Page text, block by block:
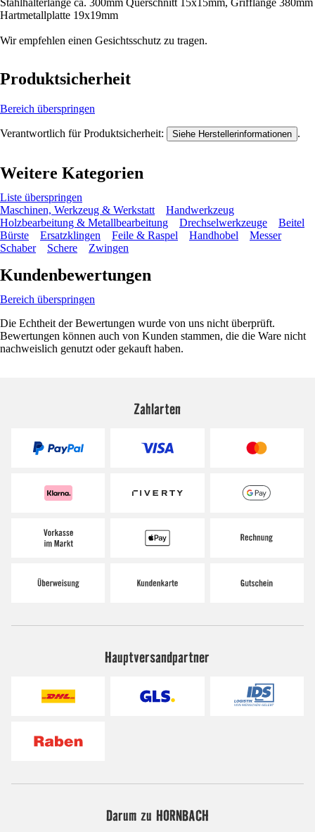
Stahlhalterlänge ca. 300mm Querschnitt 15x15mm, Grifflänge 380mm
Hartmetallplatte 19x19mm
Wir empfehlen einen Gesichtsschutz zu tragen.
Produktsicherheit
Bereich überspringen
Verantwortlich für Produktsicherheit: Siehe Herstellerinformationen .
Weitere Kategorien
Liste überspringen
Maschinen, Werkzeug & Werkstatt
Handwerkzeug
Holzbearbeitung & Metallbearbeitung
Drechselwerkzeuge
Beitel
Bürste
Ersatzklingen Feile & Raspel Handhobel
Messer
Schaber
Schere Zwingen
Kundenbewertungen
Bereich überspringen
Die Echtheit der Bewertungen wurde von uns nicht überprüft.
Bewertungen können auch von Kunden stammen, die die Ware nicht
nachweislich genutzt oder gekauft haben.
Zahlarten
Hauptversandpartner
Darum zu HORNBACH